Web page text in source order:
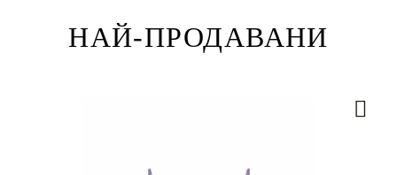
НАЙ-ПРОДАВАНИ